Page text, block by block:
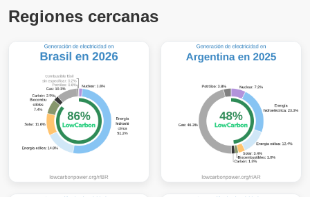
Regiones cercanas